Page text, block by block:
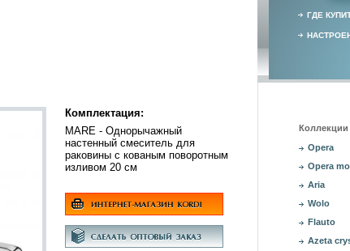
Комплектация:
MARE - Однорычажный
настенный смеситель для
раковины с кованым поворотным
изливом 20 см
ГДЕ
Коллекции
Opera
Opera
Aria
Wolo
Flauto
Azeta